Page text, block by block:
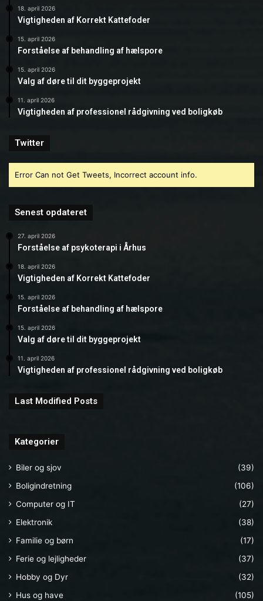
18. april 2026
Vigtigheden af Korrekt Kattefoder
15. april 2026
Forståelse af behandling af hælspore
15. april 2026
Valg af døre til dit byggeprojekt
11. april 2026
Vigtigheden af professionel rådgivning ved boligkøb
Twitter
Error Can not Get Tweets, Incorrect account info.
Senest opdateret
27. april 2026
Forståelse af psykoterapi i Århus
18. april 2026
Vigtigheden af Korrekt Kattefoder
15. april 2026
Forståelse af behandling af hælspore
15. april 2026
Valg af døre til dit byggeprojekt
11. april 2026
Vigtigheden af professionel rådgivning ved boligkøb
Last Modified Posts
Kategorier
Biler og sjov
(39)
Boligindretning
(106)
Computer og IT
(27)
Elektronik
(38)
Familie og børn
(17)
Ferie og lejligheder
(37)
Hobby og Dyr
(32)
Hus og have
(105)